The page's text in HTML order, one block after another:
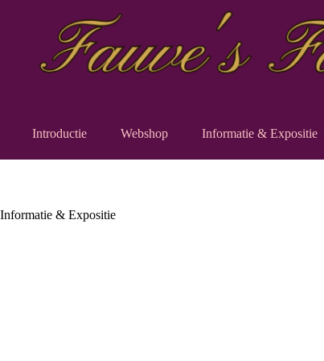
Introductie Webshop Informatie & Expositie
Informatie & Expositie